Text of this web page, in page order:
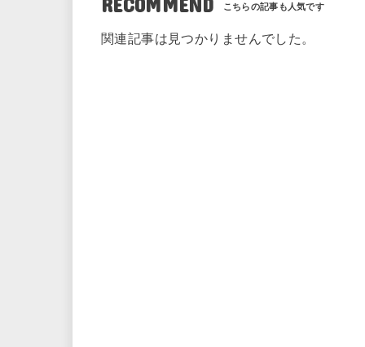
関連記事は見つかりませんでした。